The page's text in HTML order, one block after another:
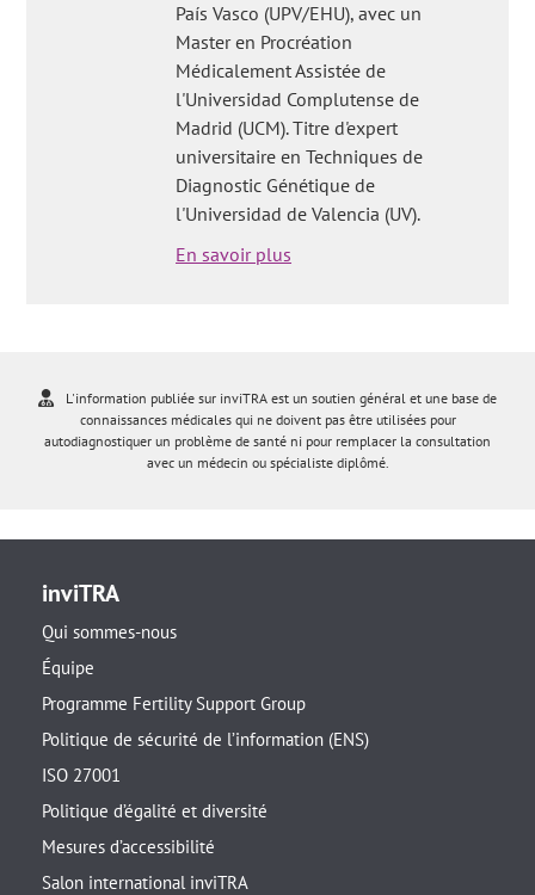
País Vasco (UPV/EHU), avec un
Master en Procréation
Médicalement Assistée de
l'Universidad Complutense de
Madrid (UCM). Titre d'expert
universitaire en Techniques de
Diagnostic Génétique de
l'Universidad de Valencia (UV).
En savoir plus
L'information publiée sur inviTRA est un soutien général et une base de
connaissances médicales qui ne doivent pas être utilisées pour
autodiagnostiquer un problème de santé ni pour remplacer la consultation
avec un médecin ou spécialiste diplômé.
inviTRA
Qui sommes-nous
Équipe
Programme Fertility Support Group
Politique de sécurité de l’information (ENS)
ISO 27001
Politique d’égalité et diversité
Mesures d’accessibilité
Salon international inviTRA